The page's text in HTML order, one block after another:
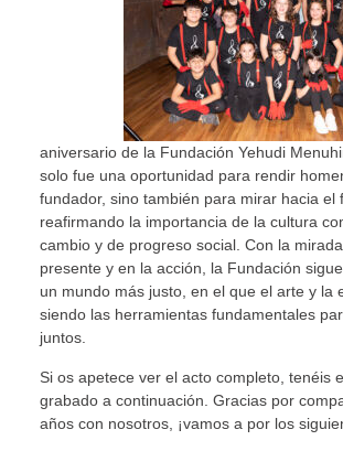
aniversario de la Fundación Yehudi
solo fue una oportunidad para rendir
fundador, sino también para mirar hacia el
reafirmando la importancia de la cultura
cambio y de progreso social. Con la
presente y en la acción, la Fundación
un mundo más justo, en el que el arte y la
siendo las herramientas fundamentales
juntos.
Si os apetece ver el acto completo, tenéis
grabado a continuación. Gracias por
años con nosotros, ¡vamos a por los